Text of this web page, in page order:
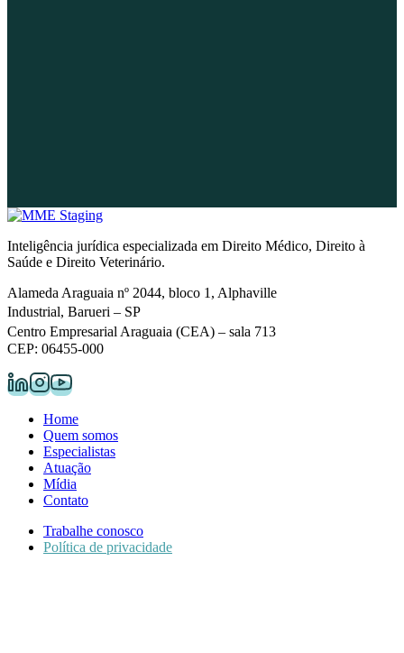
Inteligência jurídica especializada em Direito Médico, Direito à
Saúde e Direito Veterinário.
Alameda Araguaia nº 2044, bloco 1, Alphaville
Industrial, Barueri – SP
Centro Empresarial Araguaia (CEA) – sala 713
CEP: 06455-000
Home
Quem somos
Especialistas
Atuação
Mídia
Contato
Trabalhe conosco
Política de privacidade